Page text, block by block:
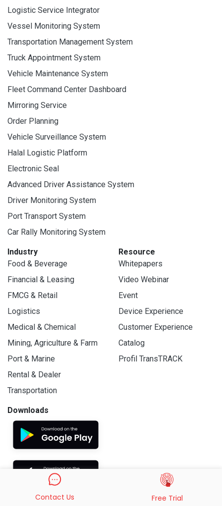
Logistic Service Integrator
Vessel Monitoring System
Transportation Management System
Truck Appointment System
Vehicle Maintenance System
Fleet Command Center Dashboard
Mirroring Service
Order Planning
Vehicle Surveillance System
Halal Logistic Platform
Electronic Seal
Advanced Driver Assistance System
Driver Monitoring System
Port Transport System
Car Rally Monitoring System
Industry
Food & Beverage
Financial & Leasing
FMCG & Retail
Logistics
Medical & Chemical
Mining, Agriculture & Farm
Port & Marine
Rental & Dealer
Transportation
Resource
Whitepapers
Video Webinar
Event
Device Experience
Customer Experience
Catalog
Profil TransTRACK
Downloads
Contact Us Free Trial